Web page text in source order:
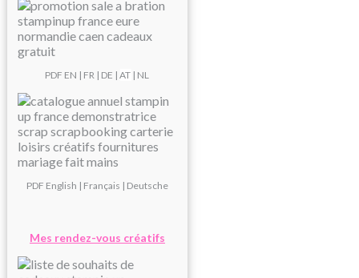
PDF EN | FR | DE | AT | NL
PDF English | Français | Deutsche
Mes rendez-vous créatifs